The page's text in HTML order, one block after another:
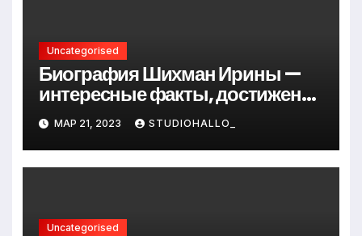
Uncategorised
Биография Шихман Ирины —
интересные факты, достижения
и путь к успеху
МАР 21, 2023 STUDIOHALLO_
Uncategorised